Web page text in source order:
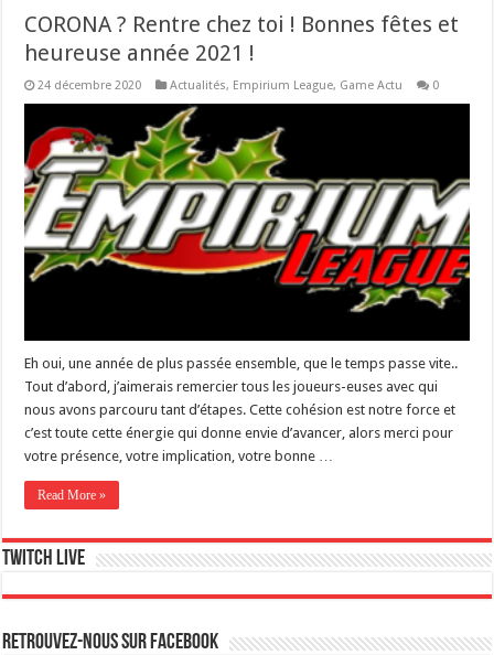
CORONA ? Rentre chez toi ! Bonnes fêtes et
heureuse année 2021 !
24 décembre 2020 Actualités, Empirium League, Game Actu 0
Eh oui, une année de plus passée ensemble, que le temps passe vite..
Tout d’abord, j’aimerais remercier tous les joueurs-euses avec qui
nous avons parcouru tant d’étapes. Cette cohésion est notre force et
c’est toute cette énergie qui donne envie d’avancer, alors merci pour
votre présence, votre implication, votre bonne …
Read More »
Twitch live
Retrouvez-nous sur Facebook